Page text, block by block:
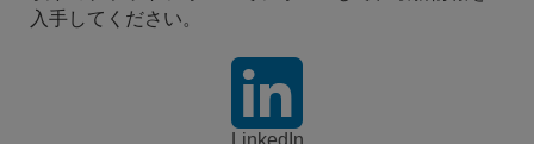
入手してください。
LinkedIn